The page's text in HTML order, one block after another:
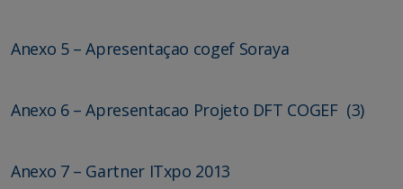
Anexo 5 – Apresentaçao cogef Soraya
Anexo 6 – Apresentacao Projeto DFT COGEF (3)
Anexo 7 – Gartner ITxpo 2013